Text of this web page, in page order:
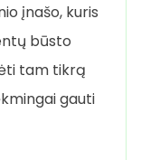
įnašo, kuris
būsto
tam tikrą
gauti